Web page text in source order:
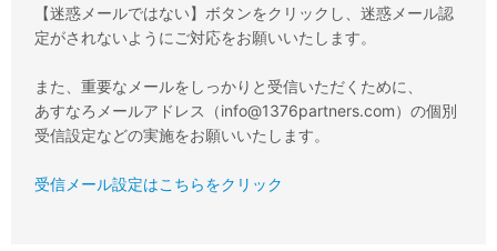
【迷惑メールではない】ボタンをクリックし、迷惑メール認
定がされないようにご対応をお願いいたします。
また、重要なメールをしっかりと受信いただくために、
あすなろメールアドレス（info@1376partners.com）の個別
受信設定などの実施をお願いいたします。
受信メール設定はこちらをクリック